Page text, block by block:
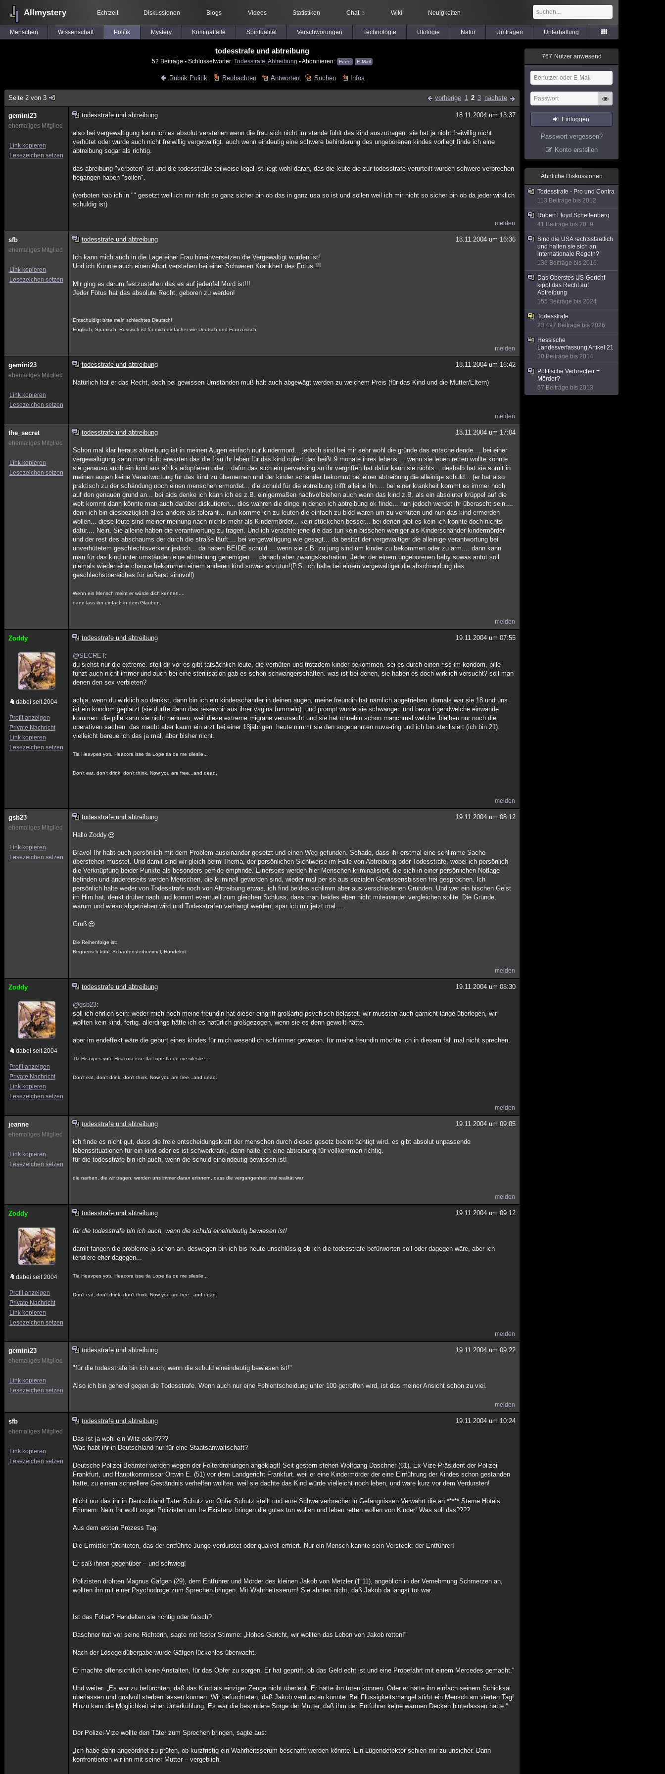
Allmystery Echtzeit Diskussionen Blogs Videos Statistiken Chat 3 Wiki Neuigkeiten
Menschen Wissenschaft Politik Mystery Kriminalfälle Spiritualität Verschwörungen Technologie Ufologie Natur Umfragen Unterhaltung
todesstrafe und abtreibung
52 Beiträge ▪ Schlüsselwörter: Todesstrafe Abtreibung ▪ Abonnieren: Feed E-Mail
Rubrik Politik Beobachten Antworten Suchen Infos
Seite 2 von 3 vorherige 1 2 3 nächste
gemini23
ehemaliges Mitglied
Link kopieren
Lesezeichen setzen
todesstrafe und abtreibung 18.11.2004 um 13:37
also bei vergewaltigung kann ich es absolut verstehen wenn die frau sich nicht im stande fühlt das kind auszutragen. sie hat ja nicht freiwillig nicht
verhütet oder wurde auch nicht freiwillig vergewaltigt. auch wenn eindeutig eine schwere behinderung des ungeborenen kindes vorliegt finde ich eine
abtreibung sogar als richtig.
das abreibung "verboten" ist und die todesstraße teilweise legal ist liegt wohl daran, das die leute die zur todesstrafe verurteilt wurden schwere verbrechen
begangen haben "sollen".
(verboten hab ich in "" gesetzt weil ich mir nicht so ganz sicher bin ob das in ganz usa so ist und sollen weil ich mir nicht so sicher bin ob da jeder wirklich
schuldig ist)
melden
sfb
ehemaliges Mitglied
Link kopieren
Lesezeichen setzen
todesstrafe und abtreibung 18.11.2004 um 16:36
Ich kann mich auch in die Lage einer Frau hineinversetzen die Vergewaltigt wurden ist!
Und ich Könnte auch einen Abort verstehen bei einer Schweren Krankheit des Fötus !!!
Mir ging es darum festzustellen das es auf jedenfal Mord ist!!!
Jeder Fötus hat das absolute Recht, geboren zu werden!
Entschuldigt bitte mein schlechtes Deutsch!
Englisch, Spanisch, Russisch ist für mich einfacher wie Deutsch und Französisch!
melden
gemini23
ehemaliges Mitglied
Link kopieren
Lesezeichen setzen
todesstrafe und abtreibung 18.11.2004 um 16:42
Natürlich hat er das Recht, doch bei gewissen Umständen muß halt auch abgewägt werden zu welchem Preis (für das Kind und die Mutter/Eltern)
melden
the_secret
ehemaliges Mitglied
Link kopieren
Lesezeichen setzen
todesstrafe und abtreibung 18.11.2004 um 17:04
Schon mal klar heraus abtreibung ist in meinen Augen einfach nur kindermord... jedoch sind bei mir sehr wohl die gründe das entscheidende.... bei einer
vergewaltigung kann man nicht erwarten das die frau ihr leben für das kind opfert das heißt 9 monate ihres lebens.... wenn sie leben retten wollte könnte
sie genauso auch ein kind aus afrika adoptieren oder... dafür das sich ein perversling an ihr vergriffen hat dafür kann sie nichts... deshalb hat sie somit in
meinen augen keine Verantwortung für das kind zu übernemen und der kinder schänder bekommt bei einer abtreibung die alleinige schuld... (er hat also
praktisch zu der schändung noch einen menschen ermordet... die schuld für die abtreibung trifft alleine ihn.... bei einer krankheit kommt es immer noch
auf den genauen grund an... bei aids denke ich kann ich es z.B. einigermaßen nachvollziehen auch wenn das kind z.B. als ein absoluter krüppel auf die
welt kommt dann könnte man auch darüber diskutieren... dies wahren die dinge in denen ich abtreibung ok finde... nun jedoch werdet ihr überascht sein....
denn ich bin diesbezüglich alles andere als tolerant... nun komme ich zu leuten die einfach zu blöd waren um zu verhüten und nun das kind ermorden
wollen... diese leute sind meiner meinung nach nichts mehr als Kindermörder... kein stückchen besser... bei denen gibt es kein ich konnte doch nichts
dafür.... Nein. Sie alleine haben die verantwortung zu tragen. Und ich verachte jene die das tun kein bisschen weniger als Kinderschänder kindermörder
und der rest des abschaums der durch die straße läuft.... bei vergewaltigung wie gesagt... da besitzt der vergewaltiger die alleinige verantwortung bei
unverhütetem geschlechtsverkehr jedoch... da haben BEIDE schuld.... wenn sie z.B. zu jung sind um kinder zu bekommen oder zu arm.... dann kann
man für das kind unter umständen eine abtreibung genemigen.... danach aber zwangskastration. Jeder der einem ungeborenen baby sowas antut soll
niemals wieder eine chance bekommen einem anderen kind sowas anzutun!(P.S. ich halte bei einem vergewaltiger die abschneidung des
geschlechstbereiches für äußerst sinnvoll)
Wenn ein Mensch meint er würde dich kennen....
dann lass ihn einfach in dem Glauben.
melden
Zoddy
dabei seit 2004
Profil anzeigen
Private Nachricht
Link kopieren
Lesezeichen setzen
todesstrafe und abtreibung 19.11.2004 um 07:55
@SECRET:
du siehst nur die extreme. stell dir vor es gibt tatsächlich leute, die verhüten und trotzdem kinder bekommen. sei es durch einen riss im kondom, pille
funzt auch nicht immer und auch bei eine sterilisation gab es schon schwangerschaften. was ist bei denen, sie haben es doch wirklich versucht? soll man
denen den sex verbieten?
achja, wenn du wirklich so denkst, dann bin ich ein kinderschänder in deinen augen, meine freundin hat nämlich abgetrieben. damals war sie 18 und uns
ist ein kondom geplatzt (sie durfte dann das reservoir aus ihrer vagina fummeln). und prompt wurde sie schwanger. und bevor irgendwelche einwände
kommen: die pille kann sie nicht nehmen, weil diese extreme migräne verursacht und sie hat ohnehin schon manchmal welche. bleiben nur noch die
operativen sachen. das macht aber kaum ein arzt bei einer 18jährigen. heute nimmt sie den sogenannten nuva-ring und ich bin sterilisiert (ich bin 21).
vielleicht bereue ich das ja mal, aber bisher nicht.
Tla Heavpes yotu Heacora isse tla Lope tla oe me silesile...
Don't eat, don't drink, don't think. Now you are free...and dead.
melden
gsb23
ehemaliges Mitglied
Link kopieren
Lesezeichen setzen
todesstrafe und abtreibung 19.11.2004 um 08:12
Hallo Zoddy
Bravo! Ihr habt euch persönlich mit dem Problem auseinander gesetzt und einen Weg gefunden. Schade, dass ihr erstmal eine schlimme Sache
überstehen musstet. Und damit sind wir gleich beim Thema, der persönlichen Sichtweise im Falle von Abtreibung oder Todesstrafe, wobei ich persönlich
die Verknüpfung beider Punkte als besonders perfide empfinde. Einerseits werden hier Menschen kriminalisiert, die sich in einer persönlichen Notlage
befinden und andererseits werden Menschen, die kriminell geworden sind, wieder mal per se aus sozialen Gewissensbissen frei gesprochen. Ich
persönlich halte weder von Todesstrafe noch von Abtreibung etwas, ich find beides schlimm aber aus verschiedenen Gründen. Und wer ein bischen Geist
im Hirn hat, denkt drüber nach und kommt eventuell zum gleichen Schluss, dass man beides eben nicht miteinander vergleichen sollte. Die Gründe,
warum und wieso abgetrieben wird und Todesstrafen verhängt werden, spar ich mir jetzt mal.....
Gruß
Die Reihenfolge ist:
Regnerisch kühl, Schaufensterbummel, Hundekot.
melden
Zoddy
dabei seit 2004
Profil anzeigen
Private Nachricht
Link kopieren
Lesezeichen setzen
todesstrafe und abtreibung 19.11.2004 um 08:30
@gsb23:
soll ich ehrlich sein: weder mich noch meine freundin hat dieser eingriff großartig psychisch belastet. wir mussten auch garnicht lange überlegen, wir
wollten kein kind, fertig. allerdings hätte ich es natürlich großgezogen, wenn sie es denn gewollt hätte.
aber im endeffekt wäre die geburt eines kindes für mich wesentlich schlimmer gewesen. für meine freundin möchte ich in diesem fall mal nicht sprechen.
Tla Heavpes yotu Heacora isse tla Lope tla oe me silesile...
Don't eat, don't drink, don't think. Now you are free...and dead.
melden
jeanne
ehemaliges Mitglied
Link kopieren
Lesezeichen setzen
todesstrafe und abtreibung 19.11.2004 um 09:05
ich finde es nicht gut, dass die freie entscheidungskraft der menschen durch dieses gesetz beeinträchtigt wird. es gibt absolut unpassende
lebenssituationen für ein kind oder es ist schwerkrank, dann halte ich eine abtreibung für vollkommen richtig.
für die todesstrafe bin ich auch, wenn die schuld eineindeutig bewiesen ist!
die narben, die wir tragen, werden uns immer daran erinnern, dass die vergangenheit mal realität war
melden
Zoddy
dabei seit 2004
Profil anzeigen
Private Nachricht
Link kopieren
Lesezeichen setzen
todesstrafe und abtreibung 19.11.2004 um 09:12
für die todesstrafe bin ich auch, wenn die schuld eineindeutig bewiesen ist!
damit fangen die probleme ja schon an. deswegen bin ich bis heute unschlüssig ob ich die todesstrafe befürworten soll oder dagegen wäre, aber ich
tendiere eher dagegen...
Tla Heavpes yotu Heacora isse tla Lope tla oe me silesile...
Don't eat, don't drink, don't think. Now you are free...and dead.
melden
gemini23
ehemaliges Mitglied
Link kopieren
Lesezeichen setzen
todesstrafe und abtreibung 19.11.2004 um 09:22
"für die todesstrafe bin ich auch, wenn die schuld eineindeutig bewiesen ist!"
Also ich bin generel gegen die Todesstrafe. Wenn auch nur eine Fehlentscheidung unter 100 getroffen wird, ist das meiner Ansicht schon zu viel.
melden
sfb
ehemaliges Mitglied
Link kopieren
Lesezeichen setzen
todesstrafe und abtreibung 19.11.2004 um 10:24
Das ist ja wohl ein Witz oder????
Was habt ihr in Deutschland nur für eine Staatsanwaltschaft?
Deutsche Polizei Beamter werden wegen der Folterdrohungen angeklagt! Seit gestern stehen Wolfgang Daschner (61), Ex-Vize-Präsident der Polizei
Frankfurt, und Hauptkommissar Ortwin E. (51) vor dem Landgericht Frankfurt. weil er eine Kindermörder der eine Einführung der Kindes schon gestanden
hatte, zu einem schnellere Geständnis verhelfen wollten. weil sie dachte das Kind würde vielleicht noch leben, und wäre kurz vor dem Verdursten!
Nicht nur das ihr in Deutschland Täter Schutz vor Opfer Schutz stellt und eure Schwerverbrecher in Gefängnissen Verwahrt die an ***** Sterne Hotels
Erinnern. Nein Ihr wollt sogar Polizisten um Ire Existenz bringen die gutes tun wollen und leben retten wollen von Kinder! Was soll das????
Aus dem ersten Prozess Tag:
Die Ermittler fürchteten, das der entführte Junge verdurstet oder qualvoll erfriert. Nur ein Mensch kannte sein Versteck: der Entführer!
Er saß ihnen gegenüber – und schwieg!
Polizisten drohten Magnus Gäfgen (29), dem Entführer und Mörder des kleinen Jakob von Metzler († 11), angeblich in der Vernehmung Schmerzen an,
wollten ihn mit einer Psychodroge zum Sprechen bringen. Mit Wahrheitsserum! Sie ahnten nicht, daß Jakob da längst tot war.
Ist das Folter? Handelten sie richtig oder falsch?
Daschner trat vor seine Richterin, sagte mit fester Stimme: „Hohes Gericht, wir wollten das Leben von Jakob retten!“
Nach der Lösegeldübergabe wurde Gäfgen lückenlos überwacht.
Er machte offensichtlich keine Anstalten, für das Opfer zu sorgen. Er hat geprüft, ob das Geld echt ist und eine Probefahrt mit einem Mercedes gemacht.“
Und weiter: „Es war zu befürchten, daß das Kind als einziger Zeuge nicht überlebt. Er hätte ihn töten können. Oder er hätte ihn einfach seinem Schicksal
überlassen und qualvoll sterben lassen können. Wir befürchteten, daß Jakob verdursten könnte. Bei Flüssigkeitsmangel stirbt ein Mensch am vierten Tag!
Hinzu kam die Möglichkeit einer Unterkühlung. Es war die besondere Sorge der Mutter, daß ihm der Entführer keine warmen Decken hinterlassen hätte.“
Der Polizei-Vize wollte den Täter zum Sprechen bringen, sagte aus:
„Ich habe dann angeordnet zu prüfen, ob kurzfristig ein Wahrheitsserum beschafft werden könnte. Ein Lügendetektor schien mir zu unsicher. Dann
konfrontierten wir ihn mit seiner Mutter – vergeblich.
767 Nutzer anwesend
Einloggen
Passwort vergessen?
Konto erstellen
Ähnliche Diskussionen
Todesstrafe - Pro und Contra
113 Beiträge bis 2012
Robert Lloyd Schellenberg
41 Beiträge bis 2019
Sind die USA rechtsstaatlich
und halten sie sich an
internationale Regeln?
136 Beiträge bis 2016
Das Oberstes US-Gericht
kippt das Recht auf
Abtreibung
155 Beiträge bis 2024
Todesstrafe
23.497 Beiträge bis 2026
Hessische
Landesverfassung Artikel 21
10 Beiträge bis 2014
Politische Verbrecher =
Mörder?
67 Beiträge bis 2013